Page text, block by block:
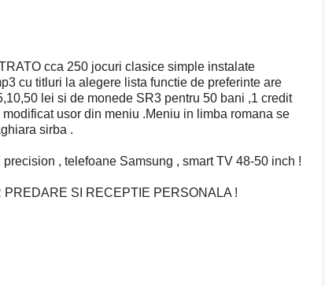
cca 250 jocuri clasice simple instalate
cu titluri la alegere lista functie de preferinte are
lei si de monede SR3 pentru 50 bani ,1 credit
usor din meniu .Meniu in limba romana se
sirba .
, telefoane Samsung , smart TV 48-50 inch !
PREDARE SI RECEPTIE PERSONALA !